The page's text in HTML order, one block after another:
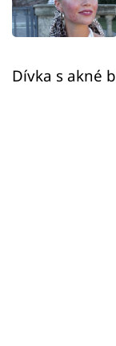
Sledujte nás
Dívka s akné